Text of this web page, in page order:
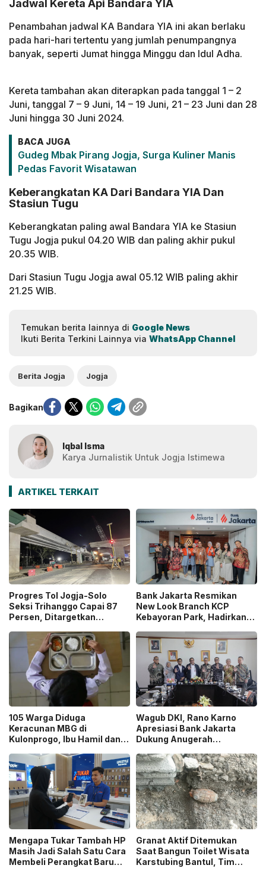
Jadwal Kereta Api Bandara YIA
Penambahan jadwal KA Bandara YIA ini akan berlaku
pada hari-hari tertentu yang jumlah penumpangnya
banyak, seperti Jumat hingga Minggu dan Idul Adha.
Kereta tambahan akan diterapkan pada tanggal 1 – 2
Juni, tanggal 7 – 9 Juni, 14 – 19 Juni, 21 – 23 Juni dan 28
Juni hingga 30 Juni 2024.
BACA JUGA
Gudeg Mbak Pirang Jogja, Surga Kuliner Manis
Pedas Favorit Wisatawan
Keberangkatan KA Dari Bandara YIA Dan
Stasiun Tugu
Keberangkatan paling awal Bandara YIA ke Stasiun
Tugu Jogja pukul 04.20 WIB dan paling akhir pukul
20.35 WIB.
Dari Stasiun Tugu Jogja awal 05.12 WIB paling akhir
21.25 WIB.
Temukan berita lainnya di Google News
Ikuti Berita Terkini Lainnya via WhatsApp Channel
Berita Jogja Jogja
Bagikan
Iqbal Isma
Karya Jurnalistik Untuk Jogja Istimewa
ARTIKEL TERKAIT
Progres Tol Jogja-Solo
Seksi Trihanggo Capai 87
Persen, Ditargetkan
Bawen Agustus 2026
Bank Jakarta Resmikan
New Look Branch KCP
Kebayoran Park, Hadirkan
Modern
105 Warga Diduga
Keracunan MBG di
Kulonprogo, Ibu Hamil dan
Terdampak
Wagub DKI, Rano Karno
Apresiasi Bank Jakarta
Dukung Anugerah
Dorong Karya Berkualitas
Sambut 5 Abad Jakarta
Mengapa Tukar Tambah HP
Masih Jadi Salah Satu Cara
Membeli Perangkat Baru
Granat Aktif Ditemukan
Saat Bangun Toilet Wisata
Karstubing Bantul, Tim